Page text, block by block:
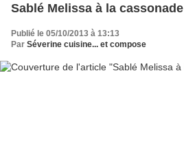
Sablé Melissa à la cassonade
Publié le 05/10/2013 à 13:13
Par Séverine cuisine... et compose